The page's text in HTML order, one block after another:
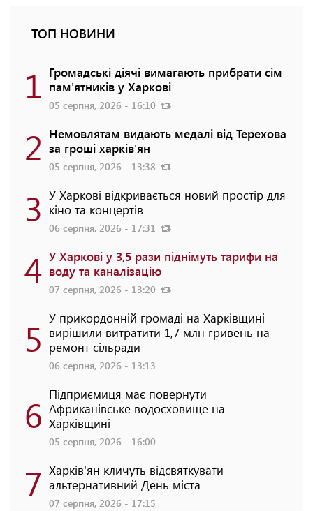
ТОП НОВИНИ
1 Громадські діячі вимагають прибрати сім
пам'ятників у Харкові
05 серпня, 2026 - 16:10
2 Немовлятам видають медалі від Терехова
за гроші харків'ян
05 серпня, 2026 - 13:38
3 У Харкові відкривається новий простір для
кіно та концертів
06 серпня, 2026 - 17:31
4 У Харкові у 3,5 рази піднімуть тарифи на
воду та каналізацію
07 серпня, 2026 - 13:20
5 У прикордонній громаді на Харківщині
вирішили витратити 1,7 млн гривень на
ремонт сільради
06 серпня, 2026 - 13:13
6 Підприємиця має повернути
Африканівське водосховище на
Харківщині
05 серпня, 2026 - 16:00
7 Харків'ян кличуть відсвяткувати
альтернативний День міста
07 серпня, 2026 - 17:15